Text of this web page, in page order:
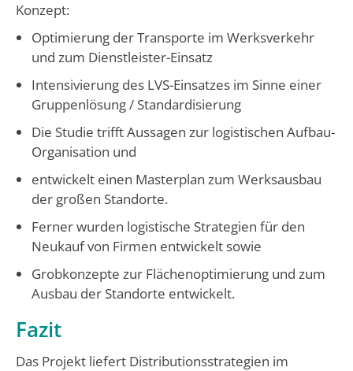
Konzept:
Optimierung der Transporte im Werksverkehr
und zum Dienstleister-Einsatz
Intensivierung des LVS-Einsatzes im Sinne einer
Gruppenlösung / Standardisierung
Die Studie trifft Aussagen zur logistischen Aufbau-
Organisation und
entwickelt einen Masterplan zum Werksausbau
der großen Standorte.
Ferner wurden logistische Strategien für den
Neukauf von Firmen entwickelt sowie
Grobkonzepte zur Flächenoptimierung und zum
Ausbau der Standorte entwickelt.
Fazit
Das Projekt liefert Distributionsstrategien im